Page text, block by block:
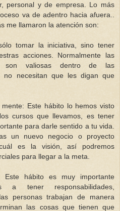
personal y de empresa. Lo más
va de adentro hacia afuera..
me llamaron la atención son:
tomar la iniciativa, sino tener
acciones. Normalmente las
son valiosas dentro de las
no necesitan que les digan que
Este hábito lo hemos visto
cursos que llevamos, es tener
para darle sentido a tu vida.
un nuevo negocio o proyecto
es la visión, así podremos
para llegar a la meta.
Este hábito es muy importante
a tener responsabilidades,
personas trabajan de manera
las cosas que tienen que